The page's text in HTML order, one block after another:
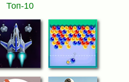
Топ-10